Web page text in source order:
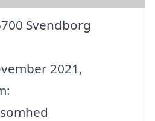
Svendborg
2021,